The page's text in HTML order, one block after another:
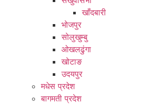
खाँदबारी
भोजपुर
सोलुखुम्बु
ओखलढुंगा
खोटाङ
उदयपुर
मधेस प्रदेश
बागमती प्रदेश